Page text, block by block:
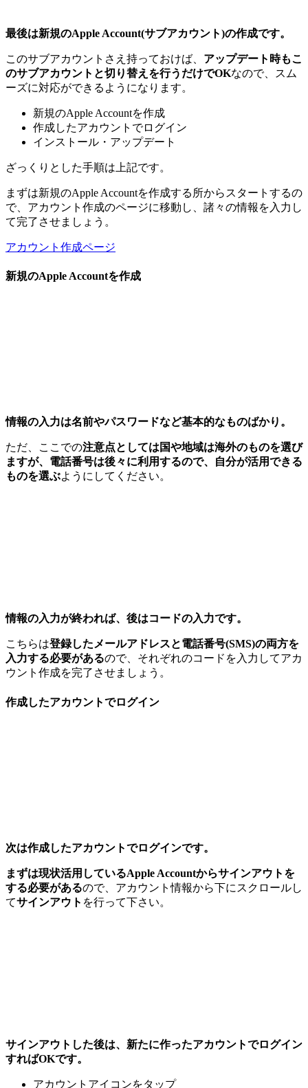
最後は新規のApple Account(サブアカウント)の作成です。
このサブアカウントさえ持っておけば、 アップデート時もこ
のサブアカウントと切り替えを行うだけでOKなので、スム
ーズに対応ができるようになります。
新規のApple Accountを作成
作成したアカウントでログイン
インストール・アップデート
ざっくりとした手順は上記です。
まずは新規のApple Accountを作成する所からスタートするの
で、 アカウント作成のページに移動し、諸々の情報を入力 し
て完了させましょう。
アカウント作成ページ
新規のApple Accountを作成
情報の入力は名前やパスワードなど基本的なものばかり。
ただ、ここでの注意点としては国や地域は海外のものを選び
ますが、電話番号は後々に利用するので、自分が活用できる
ものを選ぶようにしてください。
情報の入力が終われば、後はコードの入力です。
こちらは登録したメールアドレスと電話番号(SMS)の両方を
入力する必要があるので、それぞれのコードを入力してアカ
ウント作成を完了させましょう。
作成したアカウントでログイン
次は作成したアカウントでログインです。
まずは現状活用しているApple Accountからサインアウトを
する必要があるので、アカウント情報から下にスクロールし
てサインアウト を行って下さい。
サインアウトした後は、新たに作ったアカウントでログイン
すればOKです。
アカウントアイコンをタップ